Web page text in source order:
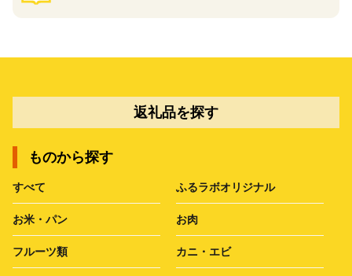
返礼品を探す
ものから探す
すべて ふるラボオリジナル
お米・パン お肉
フルーツ類 カニ・エビ